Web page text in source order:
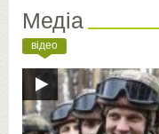
Медіа
відео